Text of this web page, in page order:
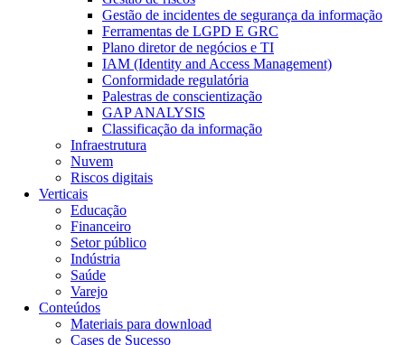
Gestão de incidentes de segurança da informação
Ferramentas de LGPD E GRC
Plano diretor de negócios e TI
IAM (Identity and Access Management)
Conformidade regulatória
Palestras de conscientização
GAP ANALYSIS
Classificação da informação
Infraestrutura
Nuvem
Riscos digitais
Verticais
Educação
Financeiro
Setor público
Indústria
Saúde
Varejo
Conteúdos
Materiais para download
Cases de Sucesso